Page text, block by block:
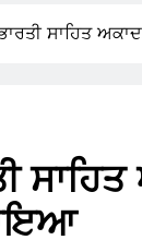
ਸਾਹਿਤ